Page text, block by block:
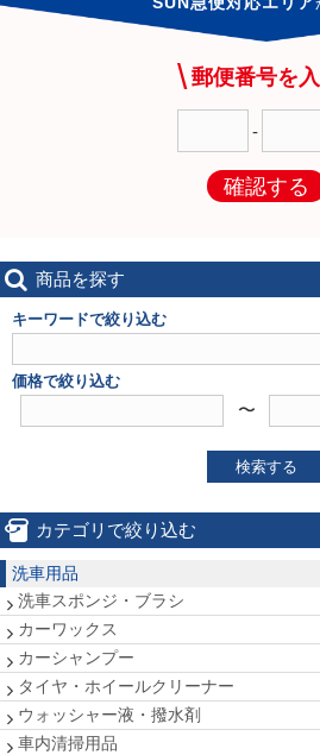
郵便番号を
-
確認する
商品を探す
キーワードで絞り込む
価格で絞り込む
〜
検索する
カテゴリで絞り込む
洗車用品
洗車スポンジ・ブラシ
カーワックス
カーシャンプー
タイヤ・ホイールクリーナー
ウォッシャー液・撥水剤
車内清掃用品